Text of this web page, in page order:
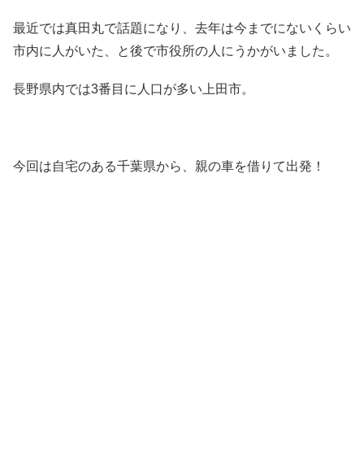
最近では真田丸で話題になり、去年は今までにないくらい
市内に人がいた、と後で市役所の人にうかがいました。
長野県内では3番目に人口が多い上田市。
今回は自宅のある千葉県から、親の車を借りて出発！